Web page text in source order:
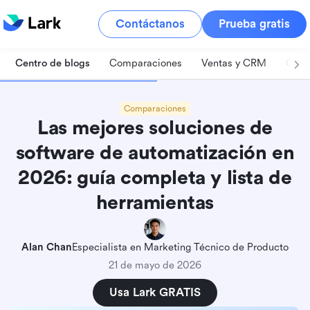
Contáctanos Prueba gratis
Centro de blogs Comparaciones Ventas y CRM
Comparaciones
Las mejores soluciones de
software de automatización en
2026: guía completa y lista de
herramientas
Alan ChanEspecialista en Marketing Técnico de Producto
21 de mayo de 2026
Usa Lark GRATIS